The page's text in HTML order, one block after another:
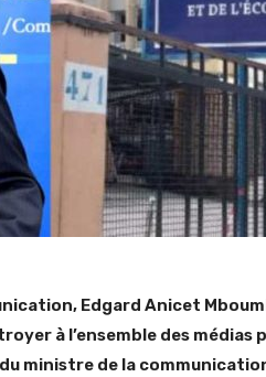
Edgard Anicet
à l’ensemble des médias
ministre de la